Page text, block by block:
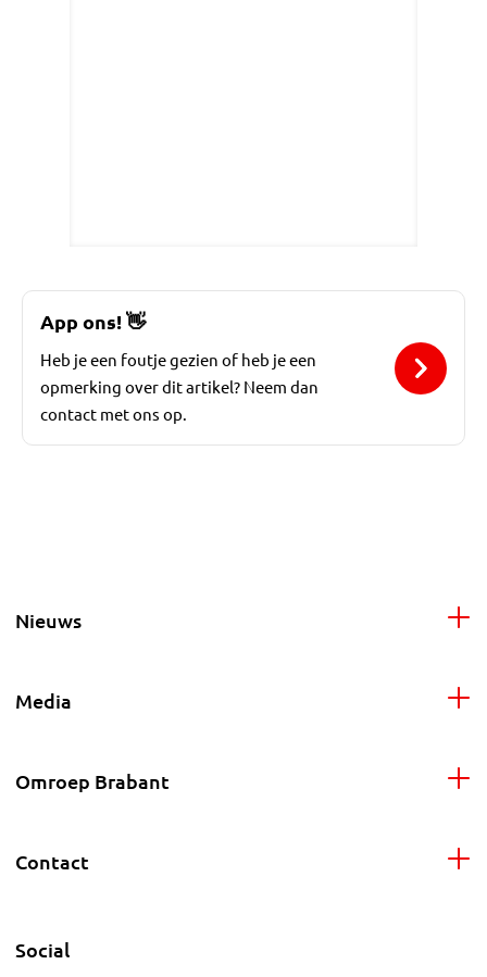
App ons!👋
Heb je een foutje gezien of heb je een
opmerking over dit artikel? Neem dan
contact met ons op.
Nieuws
Media
Omroep Brabant
Contact
Social